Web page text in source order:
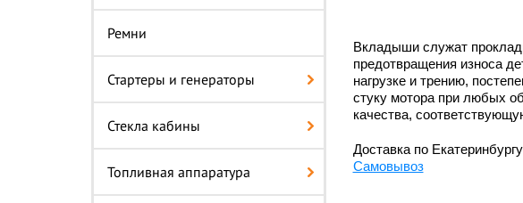
Ремни
Стартеры и генераторы
Стекла кабины
Топливная аппаратура
Вкладыши служат
предотвращения износа
нагрузке и трению,
стуку мотора при любых
качества,
Доставка по Екатеринбургу
Самовывоз